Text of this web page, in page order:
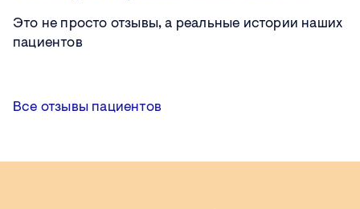
Это не просто отзывы, а реальные истории наших
пациентов
Все отзывы пациентов